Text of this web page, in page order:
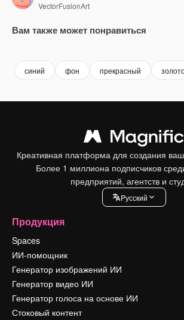
VectorFusionArt
Вам также может понравиться
синий фон прекрасный
Креативная платформа для создания
Более 1 миллиона подписчиков
предприятий, агентств и
Pусский
Продукция
Spaces
ИИ-помощник
Генератор изображений ИИ
Генератор видео ИИ
Генератор голоса на основе ИИ
Стоковый контент